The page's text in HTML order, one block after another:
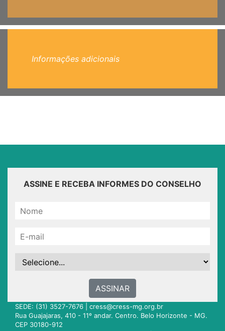
Informações adicionais
ASSINE E RECEBA INFORMES DO CONSELHO
ASSINAR
SEDE: (31) 3527-7676 | cress@cress-mg.org.br
Rua Guajajaras, 410 - 11º andar. Centro. Belo Horizonte - MG.
CEP 30180-912